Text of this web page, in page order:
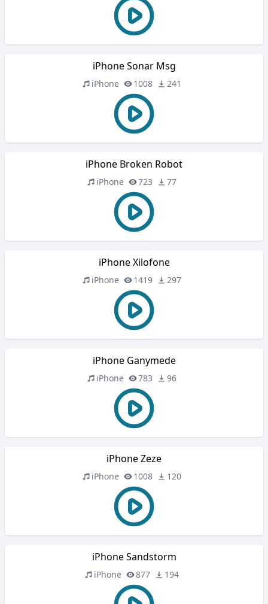
iPhone Sonar Msg
iPhone 1008 241
iPhone Broken Robot
iPhone 723 77
iPhone Xilofone
iPhone 1419 297
iPhone Ganymede
iPhone 783 96
iPhone Zeze
iPhone 1008 120
iPhone Sandstorm
iPhone 877 194